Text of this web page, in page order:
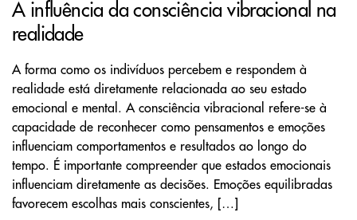
A influência da consciência vibracional na
realidade
A forma como os indivíduos percebem e respondem à
realidade está diretamente relacionada ao seu estado
emocional e mental. A consciência vibracional refere-se à
capacidade de reconhecer como pensamentos e emoções
influenciam comportamentos e resultados ao longo do
tempo. É importante compreender que estados emocionais
influenciam diretamente as decisões. Emoções equilibradas
favorecem escolhas mais conscientes, […]